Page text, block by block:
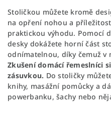
Stoličkou můžete kromě
na opření nohou a
praktickou výhodu. Pomocí
desky dokážete horní část
odnímatelnou, díky čemuž v
Zkušení domácí řemeslníci
zásuvkou. Do stoličky
knihy, masážní pomůcky a
powerbanku, šachy nebo